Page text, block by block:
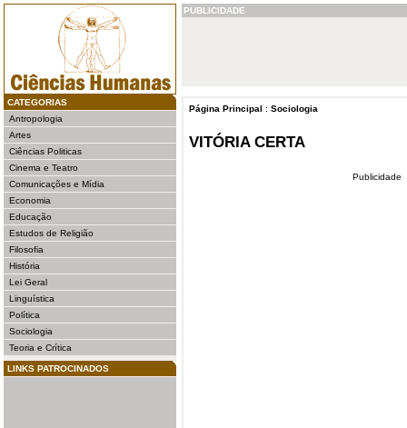
CATEGORIAS
Antropologia
Artes
Ciências Politicas
Cinema e Teatro
Comunicações e Mídia
Economia
Educação
Estudos de Religião
Filosofia
História
Lei Geral
Linguística
Política
Sociologia
Teoria e Crítica
LINKS PATROCINADOS
PUBLICIDADE
Página Principal : Sociologia
VITÓRIA CERTA
Publicidade